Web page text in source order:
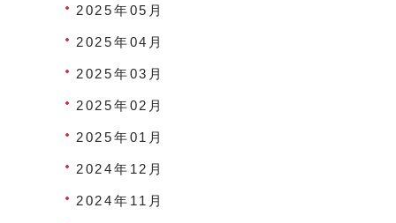
2025年05月
2025年04月
2025年03月
2025年02月
2025年01月
2024年12月
2024年11月